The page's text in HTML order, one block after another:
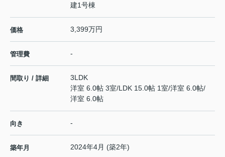
建1号棟
価格 3,399万円
管理費 -
間取り / 詳細
3LDK
洋室 6.0帖 3室/LDK 15.0帖 1室/洋室 6.0帖/
洋室 6.0帖
向き -
築年月 2024年4月 (築2年)